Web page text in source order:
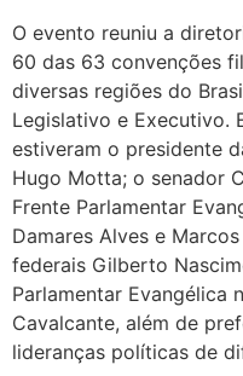
O evento reuniu a
60 das 63 convenções
diversas regiões do
Legislativo e Executivo.
estiveram o presidente
Hugo Motta; o senador
Frente Parlamentar
Damares Alves e
federais Gilberto
Parlamentar Evangélica
Cavalcante, além de
lideranças políticas de